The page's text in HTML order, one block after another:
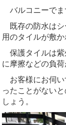
バルコニーでま
既存の防水はシ
用のタイルが敷か
保護タイルは紫
に摩擦などの負
お客様にお伺い
ったことがない
しょう。